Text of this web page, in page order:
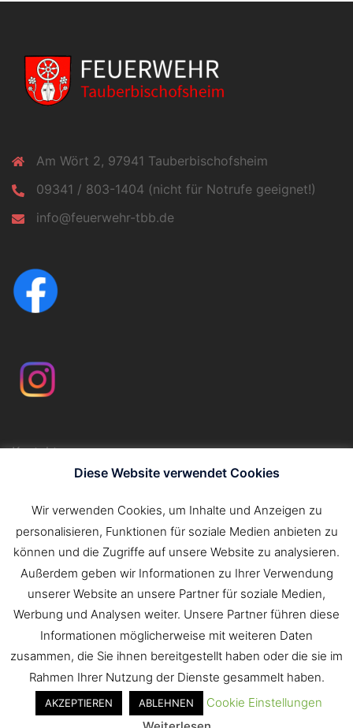
Am Wört 2, 97941 Tauberbischofsheim
09341 / 803-1404 (nicht für Notrufe geeignet!)
info@feuerwehr-tbb.de
Kontakt
Impressum
Suchen
nach:
© 2026 Freiwillige Feuerwehr Tauberbischofsheim.
Diese Website verwendet Cookies
Wir verwenden Cookies, um Inhalte und Anzeigen zu
personalisieren, Funktionen für soziale Medien anbieten zu
können und die Zugriffe auf unsere Website zu analysieren.
Außerdem geben wir Informationen zu Ihrer Verwendung
unserer Website an unsere Partner für soziale Medien,
Werbung und Analysen weiter. Unsere Partner führen diese
Informationen möglicherweise mit weiteren Daten
zusammen, die Sie ihnen bereitgestellt haben oder die sie im
Rahmen Ihrer Nutzung der Dienste gesammelt haben.
AKZEPTIEREN ABLEHNEN
Cookie Einstellungen